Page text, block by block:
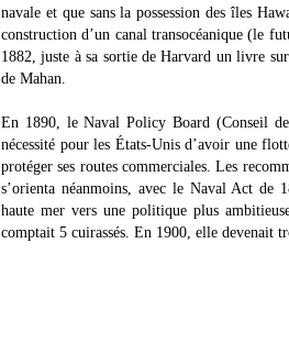
navale et que sans la possession des îles
construction d’un canal transocéanique (le
1882, juste à sa sortie de Harvard un livre
de Mahan.
En 1890, le Naval Policy Board (Conseil
nécessité pour les États-Unis d’avoir une
protéger ses routes commerciales. Les
s’orienta néanmoins, avec le Naval Act de
haute mer vers une politique plus
comptait 5 cuirassés. En 1900, elle devenait